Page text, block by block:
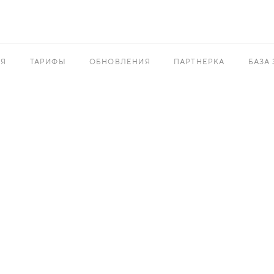
ТАРИФЫ ОБНОВЛЕНИЯ ПАРТНЕРКА БАЗА